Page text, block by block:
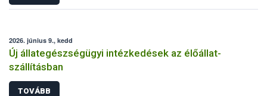
2026. június 9., kedd
Új állategészségügyi intézkedések az élőállat-
szállításban
TOVÁBB